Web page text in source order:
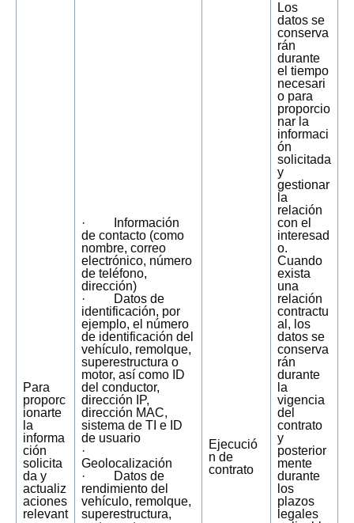
Para
proporc
ionarte
la
informa
ción
solicita
da y
actualiz
aciones
relevant
· Información
de contacto (como
nombre, correo
electrónico, número
de teléfono,
dirección)
· Datos de
identificación, por
ejemplo, el número
de identificación del
vehículo, remolque,
superestructura o
motor, así como ID
del conductor,
dirección IP,
dirección MAC,
sistema de TI e ID
de usuario
·
Geolocalización
· Datos de
rendimiento del
vehículo, remolque,
superestructura,
Ejecució
n de
contrato
Los
datos se
conserva
rán
durante
el tiempo
necesari
o para
proporcio
nar la
informaci
ón
solicitada
y
gestionar
la
relación
con el
interesad
o.
Cuando
exista
una
relación
contractu
al, los
datos se
conserva
rán
durante
la
vigencia
del
contrato
y
posterior
mente
durante
los
plazos
legales